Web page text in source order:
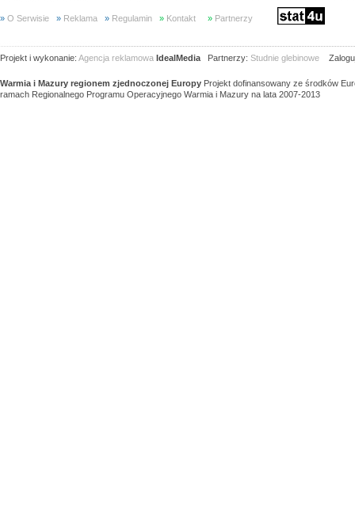
» O Serwisie » Reklama » Regulamin » Kontakt » Partnerzy
Projekt i wykonanie: Agencja reklamowa IdealMedia Partnerzy: Studnie glebinowe
Warmia i Mazury regionem zjednoczonej Europy Projekt dofinansowany ze środków
ramach Regionalnego Programu Operacyjnego Warmia i Mazury na lata 2007-2013